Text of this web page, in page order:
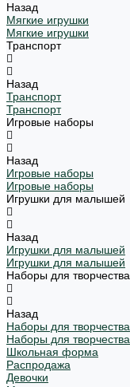
Назад
Мягкие игрушки
Мягкие игрушки
Транспорт
Назад
Транспорт
Транспорт
Игровые наборы
Назад
Игровые наборы
Игровые наборы
Игрушки для малышей
Назад
Игрушки для малышей
Игрушки для малышей
Наборы для творчества
Назад
Наборы для творчества
Наборы для творчества
Школьная форма
Распродажа
Девочки